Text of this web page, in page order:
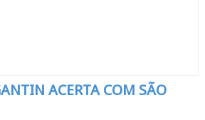
ACERTA COM SÃO